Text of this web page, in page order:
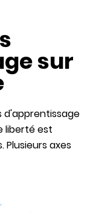
sur
d'apprentissage
liberté est
axes